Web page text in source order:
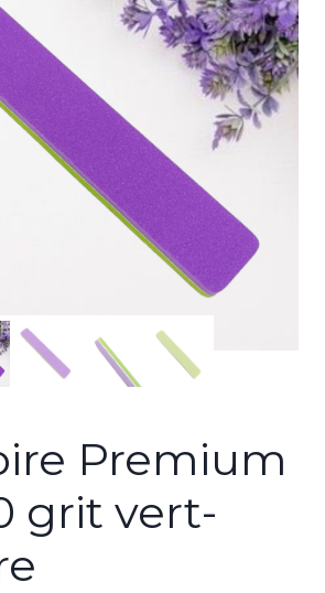
Premium
grit vert-